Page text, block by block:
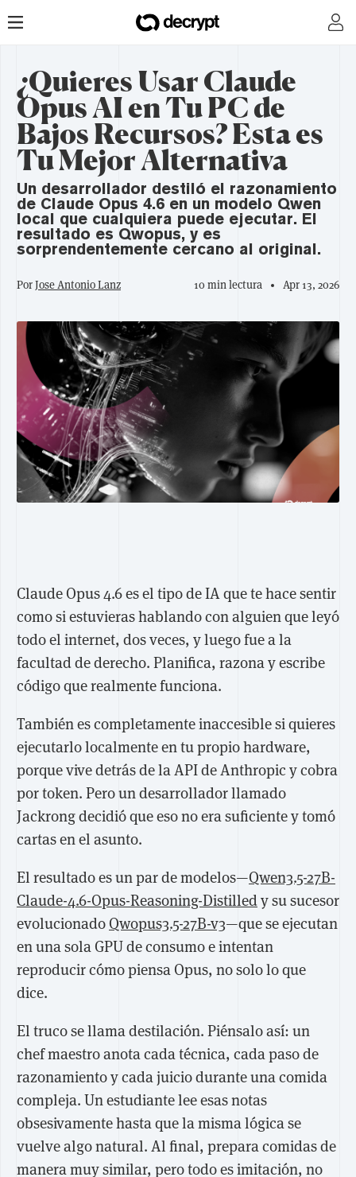
¿Quieres Usar Claude
Opus AI en Tu PC de
Bajos Recursos? Esta es
Tu Mejor Alternativa
Un desarrollador destiló el razonamiento
de Claude Opus 4.6 en un modelo Qwen
local que cualquiera puede ejecutar. El
resultado es Qwopus, y es
sorprendentemente cercano al original.
PorJose Antonio Lanz 10 min lectura Apr 13, 2026
Claude Opus 4.6 es el tipo de IA que te hace sentir
como si estuvieras hablando con alguien que leyó
todo el internet, dos veces, y luego fue a la
facultad de derecho. Planifica, razona y escribe
código que realmente funciona.
También es completamente inaccesible si quieres
ejecutarlo localmente en tu propio hardware,
porque vive detrás de la API de Anthropic y cobra
por token. Pero un desarrollador llamado
Jackrong decidió que eso no era suficiente y tomó
cartas en el asunto.
El resultado es un par de modelos—Qwen3.5-27B-
Claude-4.6-Opus-Reasoning-Distilledy su sucesor
evolucionado Qwopus3.5-27B-v3—que se ejecutan
en una sola GPU de consumo e intentan
reproducir cómo piensa Opus, no solo lo que
dice.
El truco se llama destilación. Piénsalo así: un
chef maestro anota cada técnica, cada paso de
razonamiento y cada juicio durante una comida
compleja. Un estudiante lee esas notas
obsesivamente hasta que la misma lógica se
vuelve algo natural. Al final, prepara comidas de
manera muy similar, pero todo es imitación, no